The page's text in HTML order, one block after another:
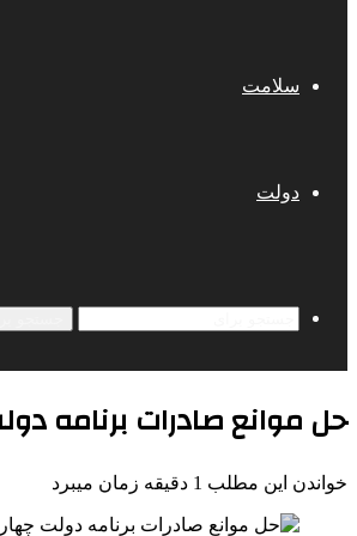
سلامت
دولت
حل موانع صادرات برنامه
خواندن این مطلب 1 دقیقه زمان میبرد